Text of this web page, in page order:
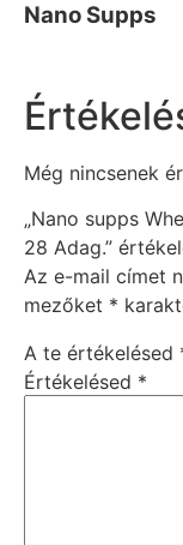
Nano Supps
Még nincsenek
„Nano supps
28 Adag.”
Az e-mail címet
mezőket *
A te értékelésed
Értékelésed *